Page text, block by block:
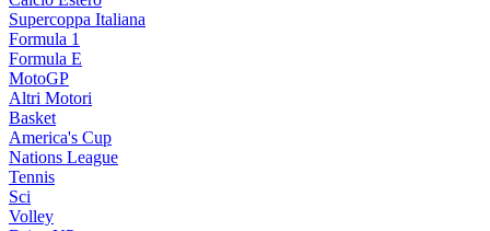
Supercoppa Italiana
Formula 1
Formula E
MotoGP
Altri Motori
Basket
America's Cup
Nations League
Tennis
Sci
Volley